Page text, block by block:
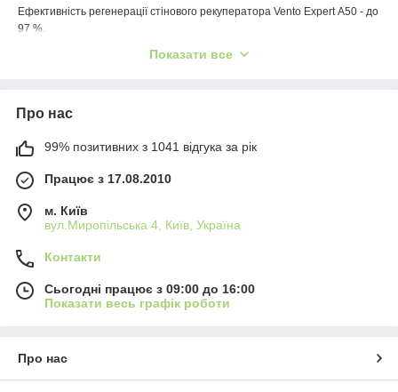
Ефективність регенерації стінового рекуператора Vento Expert А50 - до
97 %.
приміщень.
рахунок повернення тепла.
Забезпечення балансу вологості і регульованого повітрообміну
для створення індивідуального мікроклімату.
Створення системи припливно-витяжної вентиляції з
централізованим управлінням на базі декількох установок.
Показати все
Про нас
99% позитивних з 1041 відгука за рік
Працює з 17.08.2010
м. Київ
вул.Миропільська 4, Київ, Україна
Контакти
Сьогодні працює з 09:00 до 16:00
Показати весь графік роботи
Про нас